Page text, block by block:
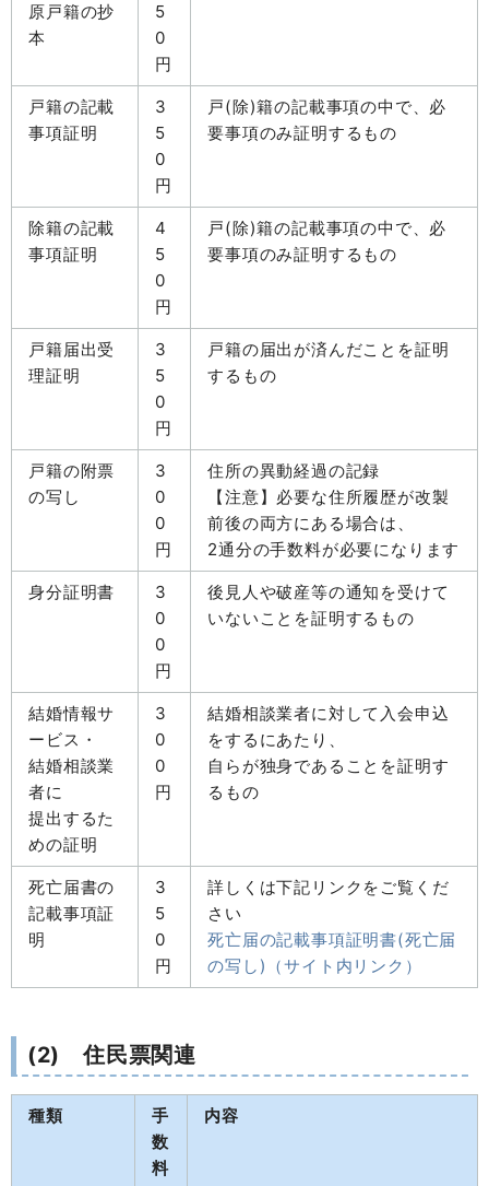
原戸籍の抄
本
5
0
円
戸籍の記載
事項証明
3
5
0
円
戸(除)籍の記載事項の中で、必
要事項のみ証明するもの
除籍の記載
事項証明
4
5
0
円
戸(除)籍の記載事項の中で、必
要事項のみ証明するもの
戸籍届出受
理証明
3
5
0
円
戸籍の届出が済んだことを証明
するもの
戸籍の附票
の写し
3
0
0
円
住所の異動経過の記録
【注意】必要な住所履歴が改製
前後の両方にある場合は、
2通分の手数料が必要になります
身分証明書
3
0
0
円
後見人や破産等の通知を受けて
いないことを証明するもの
結婚情報サ
ービス・
結婚相談業
者に
提出するた
めの証明
3
0
0
円
結婚相談業者に対して入会申込
をするにあたり、
自らが独身であることを証明す
るもの
死亡届書の
記載事項証
明
3
5
0
円
詳しくは下記リンクをご覧くだ
さい
死亡届の記載事項証明書(死亡届
の写し)（サイト内リンク）
(2) 住民票関連
種類
手
数
料
内容